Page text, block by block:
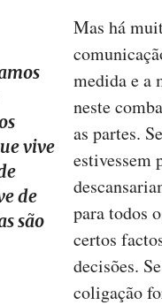
vive
de
são
Mas há
medida e a
neste
as partes.
estivessem
para todos
certos
decisões.
coligação